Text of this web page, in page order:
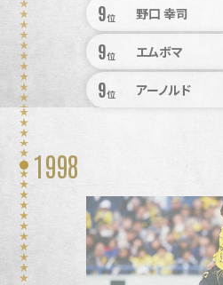
9位 野口 幸司
9位 エムボマ
9位 アーノルド
1998